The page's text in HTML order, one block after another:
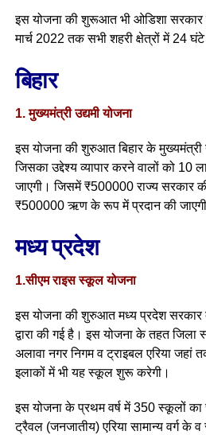
इस योजना की शुरूआत भी ओडिशा सरकार
मार्च 2022 तक सभी शहरी क्षेत्रों में 24
बिहार
1. मुख्यमंत्री उद्यमी योजना
इस योजना की शुरुआत बिहार के मुख्यमंत्री
जिसका उद्देश्य व्यापार करने वालों को 10
जाएगी। जिसमें ₹500000 राज्य
₹500000 ऋण के रूप में प्रदान की
मध्य प्रदेश
1.सीएम राइस स्कूल योजना
इस योजना की शुरुआत मध्य प्रदेश सरकार
द्वारा की गई है। इस योजना के तहत
अलावा नगर निगम व ट्राइबल एरिया
इलाकों में भी यह स्कूल शुरू करेगी।
इस योजना के प्रथम वर्ष में 350 स्कूलों का
ट्रैवल (जनजातीय) एरिया सामान्य वर्ग के